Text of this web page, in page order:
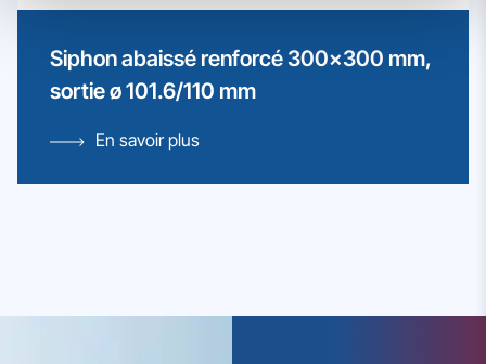
Siphon abaissé renforcé 300×300 mm,
sortie ø 101.6/110 mm
En savoir plus